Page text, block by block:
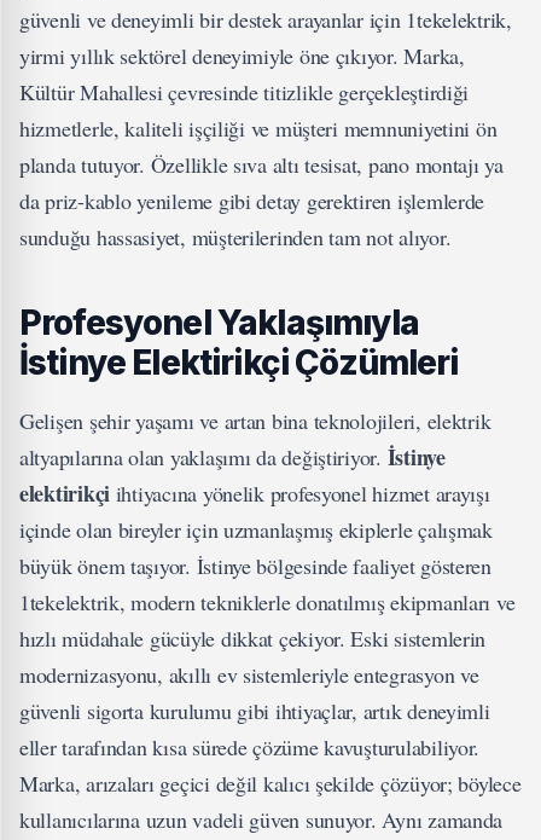
güvenli ve deneyimli bir destek arayanlar için 1tekelektrik,
yirmi yıllık sektörel deneyimiyle öne çıkıyor. Marka,
Kültür Mahallesi çevresinde titizlikle gerçekleştirdiği
hizmetlerle, kaliteli işçiliği ve müşteri memnuniyetini ön
planda tutuyor. Özellikle sıva altı tesisat, pano montajı ya
da priz-kablo yenileme gibi detay gerektiren işlemlerde
sunduğu hassasiyet, müşterilerinden tam not alıyor.
Profesyonel Yaklaşımıyla
İstinye Elektirikçi Çözümleri
Gelişen şehir yaşamı ve artan bina teknolojileri, elektrik
altyapılarına olan yaklaşımı da değiştiriyor. İstinye
elektirikçi ihtiyacına yönelik profesyonel hizmet arayışı
içinde olan bireyler için uzmanlaşmış ekiplerle çalışmak
büyük önem taşıyor. İstinye bölgesinde faaliyet gösteren
1tekelektrik, modern tekniklerle donatılmış ekipmanları ve
hızlı müdahale gücüyle dikkat çekiyor. Eski sistemlerin
modernizasyonu, akıllı ev sistemleriyle entegrasyon ve
güvenli sigorta kurulumu gibi ihtiyaçlar, artık deneyimli
eller tarafından kısa sürede çözüme kavuşturulabiliyor.
Marka, arızaları geçici değil kalıcı şekilde çözüyor; böylece
kullanıcılarına uzun vadeli güven sunuyor. Aynı zamanda